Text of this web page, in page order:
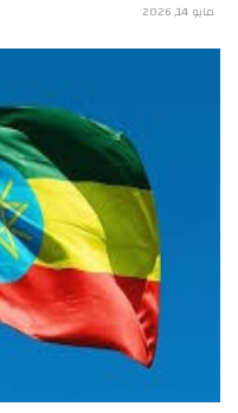
مايو 14, 2026